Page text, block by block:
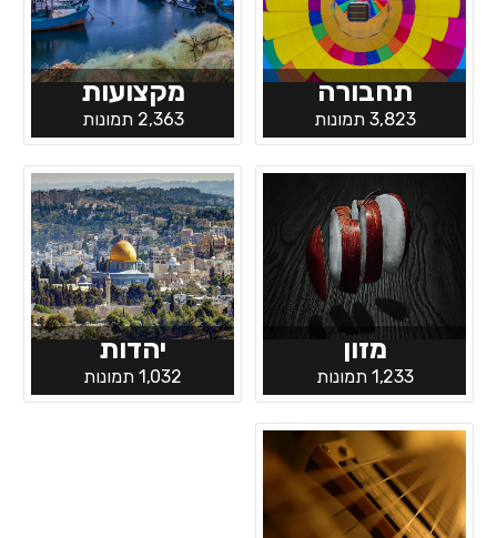
תחבורה
3,823 תמונות
מקצועות
2,363 תמונות
מזון
1,233 תמונות
יהדות
1,032 תמונות